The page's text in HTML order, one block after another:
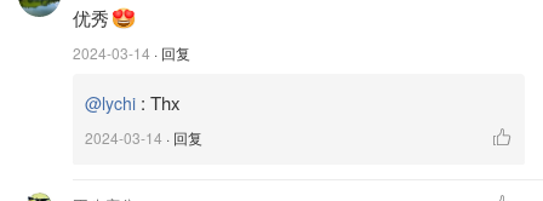
优秀
2024-03-14 · 回复
@lychi : Thx
2024-03-14 · 回复